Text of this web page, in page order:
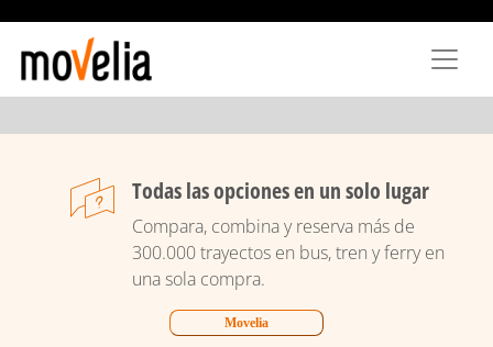
principal
Todas las opciones en un solo lugar
Compara, combina y reserva más de
300.000 trayectos en bus, tren y ferry en
una sola compra.
Movelia